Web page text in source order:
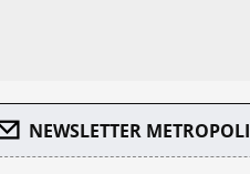
NEWSLETTER METROPOLI